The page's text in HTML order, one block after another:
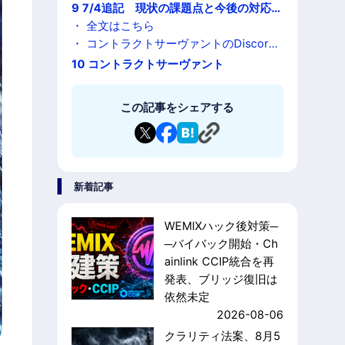
97/4追記 現状の課題点と今後の対応・
対策についてが発表される。
・全文はこちら
・ コントラクトサーヴァントのDiscord
はこちら
10 コントラクトサーヴァント
この記事をシェアする
新着記事
WEMIXハック後対策─
─バイバック開始・Ch
ainlink CCIP統合を再
発表、ブリッジ復旧は
依然未定
2026-08-06
クラリティ法案、8月5